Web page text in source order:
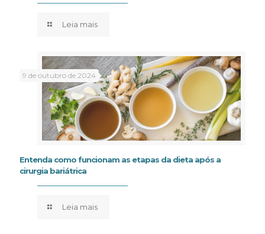
Leia mais
9 de outubro de 2024
Entenda como funcionam as etapas da dieta após a
cirurgia bariátrica
Leia mais